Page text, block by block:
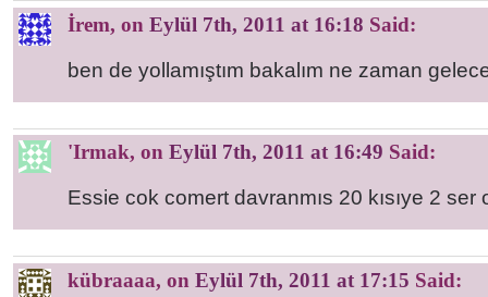
İrem, on Eylül 7th, 2011 at 16:18 Said:
ben de yollamıştım bakalım ne zaman
'Irmak, on Eylül 7th, 2011 at 16:49 Said:
Essie cok comert davranmıs 20 kısıye 2 ser
kübraaaa, on Eylül 7th, 2011 at 17:15 Said: